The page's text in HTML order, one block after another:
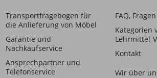
Transportfragebogen für
die Anlieferung von Möbel
Garantie und
Nachkaufservice
Ansprechpartner und
Telefonservice
FAQ,
Kategorien
Lehrmittel-
Kontakt
Wir über